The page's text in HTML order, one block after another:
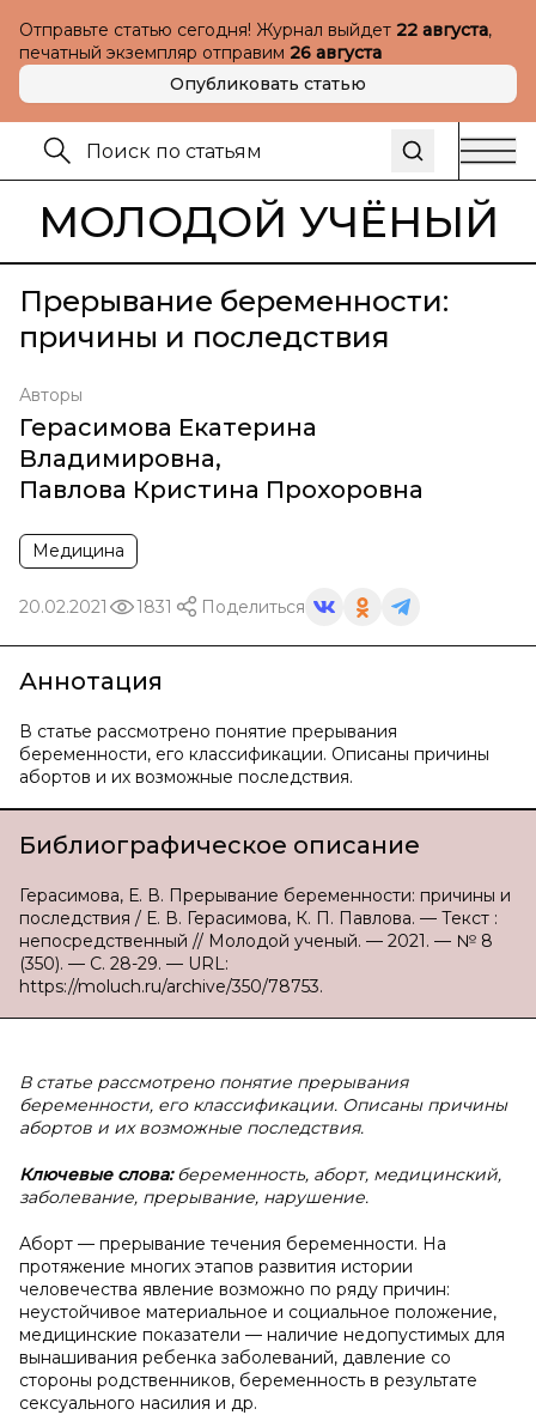
Отправьте статью сегодня! Журнал выйдет 22 августа,
печатный экземпляр отправим 26 августа
Опубликовать статью
МОЛОДОЙ УЧЁНЫЙ
Прерывание беременности:
причины и последствия
Авторы
Герасимова Екатерина
Владимировна,
Павлова Кристина Прохоровна
Медицина
20.02.2021 1831 Поделиться
Аннотация
В статье рассмотрено понятие прерывания
беременности, его классификации. Описаны причины
абортов и их возможные последствия.
Библиографическое описание
Герасимова, Е. В. Прерывание беременности: причины и
последствия / Е. В. Герасимова, К. П. Павлова. — Текст :
непосредственный // Молодой ученый. — 2021. — № 8
(350). — С. 28-29. — URL:
https://moluch.ru/archive/350/78753.
В статье рассмотрено понятие прерывания
беременности, его классификации. Описаны причины
абортов и их возможные последствия.
Ключевые слова:беременность, аборт, медицинский,
заболевание, прерывание, нарушение.
Аборт — прерывание течения беременности. На
протяжение многих этапов развития истории
человечества явление возможно по ряду причин:
неустойчивое материальное и социальное положение,
медицинские показатели — наличие недопустимых для
вынашивания ребенка заболеваний, давление со
стороны родственников, беременность в результате
сексуального насилия и др.